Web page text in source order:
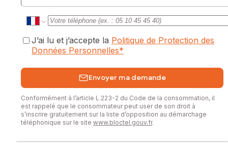
J’ai lu et j’accepte la Politique de Protection des
Données Personnelles*
Envoyer ma demande
Conformément à l’article L.223-2 du Code de la consommation, il
est rappelé que le consommateur peut user de son droit à
s’inscrire gratuitement sur la liste d’opposition au démarchage
téléphonique sur le site www.bloctel.gouv.fr.